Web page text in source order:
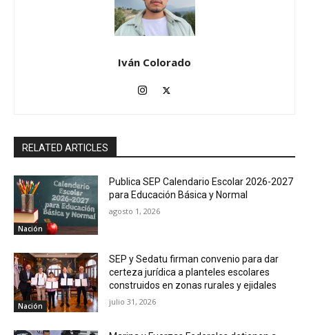
Iván Colorado
RELATED ARTICLES
Nación
Publica SEP Calendario Escolar 2026-2027
para Educación Básica y Normal
agosto 1, 2026
Nación
SEP y Sedatu firman convenio para dar
certeza jurídica a planteles escolares
construidos en zonas rurales y ejidales
julio 31, 2026